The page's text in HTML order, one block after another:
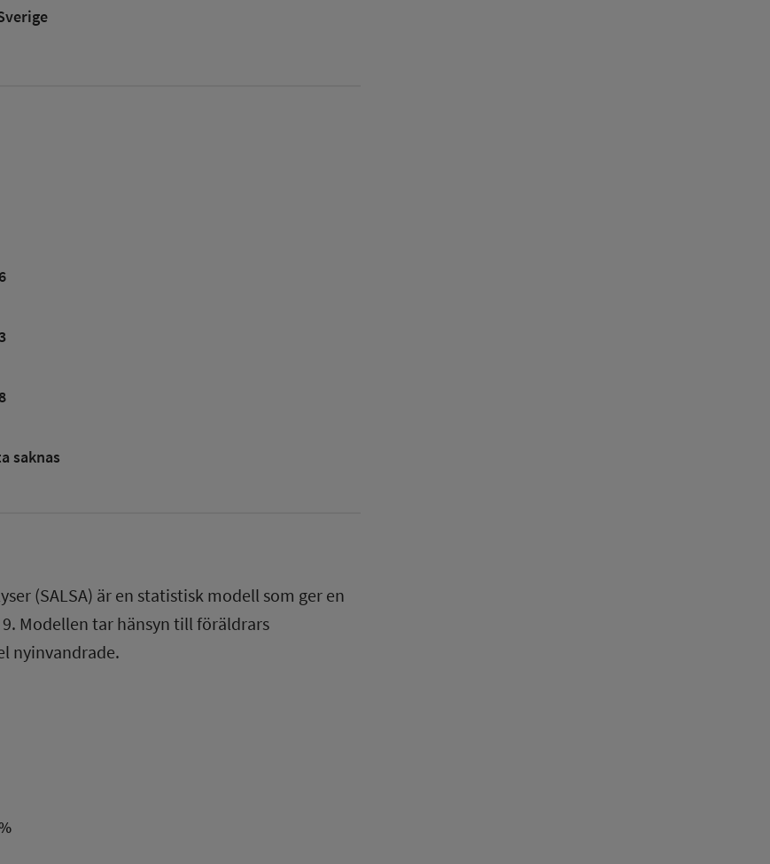
saknas
(SALSA) är en statistisk modell som ger en
Modellen tar hänsyn till föräldrars
nyinvandrade.